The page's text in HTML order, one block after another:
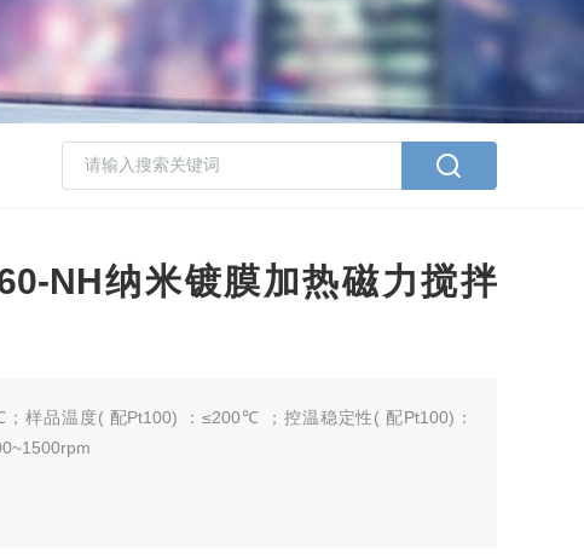
NH纳米镀膜加热磁力搅拌
样品温度( 配Pt100) ：≤200℃ ；控温稳定性( 配Pt100)：